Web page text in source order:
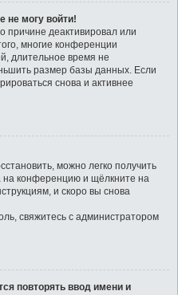
не могу войти!
причине деактивировал или
многие конференции
длительное время не
размер базы данных. Если
снова и активнее
можно легко получить
на конференцию и щёлкните на
и скоро вы снова
свяжитесь с администратором
повторять ввод имени и